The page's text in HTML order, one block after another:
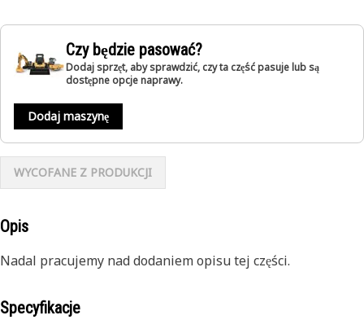
Czy będzie pasować?
Dodaj sprzęt, aby sprawdzić, czy ta część pasuje lub są
dostępne opcje naprawy.
Dodaj maszynę
WYCOFANE Z PRODUKCJI
Opis
Nadal pracujemy nad dodaniem opisu tej części.
Specyfikacje